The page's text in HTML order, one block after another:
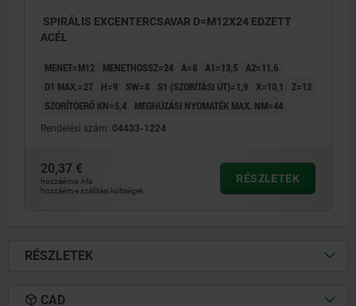
SPIRÁLIS EXCENTERCSAVAR D=M12X24 EDZETT
ACÉL
MENET=M12 MENETHOSSZ=24 A=8 A1=13,5 A2=11,6
D1 MAX.=27
H=9 SW=8 S1 (SZORÍTÁSI ÚT)=1,9 X=10,1
Z=12
SZORÍTÓERŐ KN=5,4
MEGHÚZÁSI NYOMATÉK MAX. NM=44
Rendelési szám: 04433-1224
20,37 €
hozzáértve Áfa
hozzáértve szállítási költségek
RÉSZLETEK
RÉSZLETEK
CAD